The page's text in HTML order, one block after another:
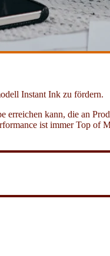
Instant Ink zu fördern.
kann, die an
ist immer Top